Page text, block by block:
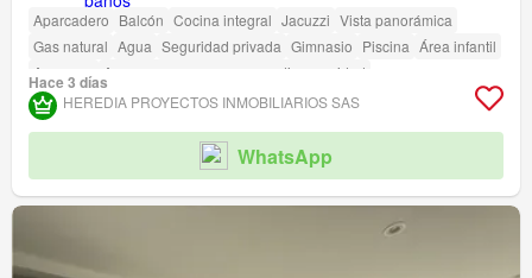
Aparcadero Balcón Cocina integral Jacuzzi Vista panorámica
Gas natural Agua Seguridad privada Gimnasio Piscina Área infantil
Ascensor
Acceso para personas con discapacidad
Hace 3 días
HEREDIA PROYECTOS INMOBILIARIOS SAS
WhatsApp